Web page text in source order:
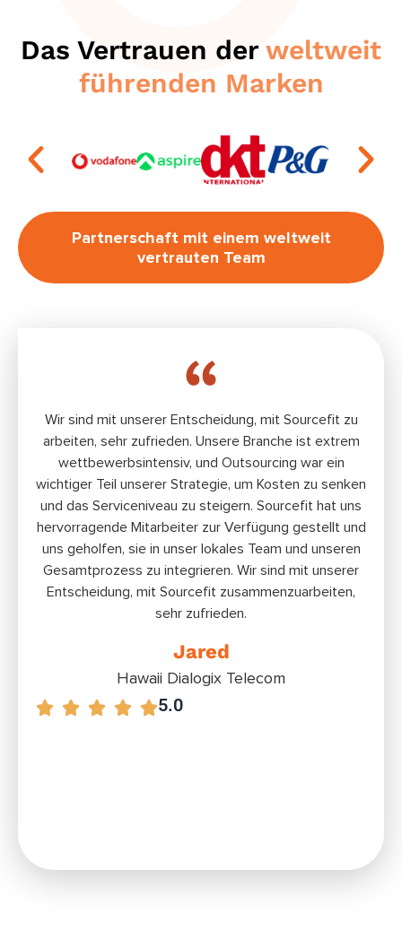
Das Vertrauen der weltweit
führenden Marken
Partnerschaft mit einem weltweit
vertrauten Team
Wir sind mit unserer Entscheidung, mit Sourceﬁt zu
arbeiten, sehr zufrieden. Unsere Branche ist extrem
wettbewerbsintensiv, und Outsourcing war ein
wichtiger Teil unserer Strategie, um Kosten zu senken
und das Serviceniveau zu steigern. Sourcefit hat uns
hervorragende Mitarbeiter zur Verfügung gestellt und
uns geholfen, sie in unser lokales Team und unseren
Gesamtprozess zu integrieren. Wir sind mit unserer
Entscheidung, mit Sourcefit zusammenzuarbeiten,
sehr zufrieden.
Jared
Hawaii Dialogix Telecom
5.0